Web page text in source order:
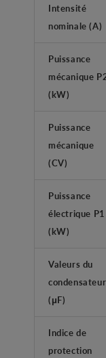
Intensité
nominale (A)
Puissance
mécanique
(kW)
Puissance
mécanique
(CV)
Puissance
électrique P1
(kW)
Valeurs du
condensateur
(μF)
Indice de
protection